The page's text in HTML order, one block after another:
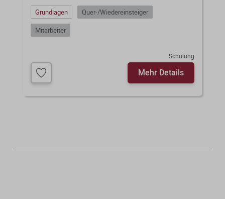
Grundlagen
Quer-/Wiedereinsteiger
Mitarbeiter
Schulung
Mehr Details